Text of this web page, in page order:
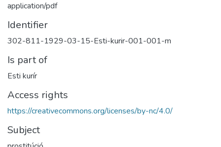
application/pdf
Identifier
302-811-1929-03-15-Esti-kurir-001-001-m
Is part of
Esti kurír
Access rights
https://creativecommons.org/licenses/by-nc/4.0/
Subject